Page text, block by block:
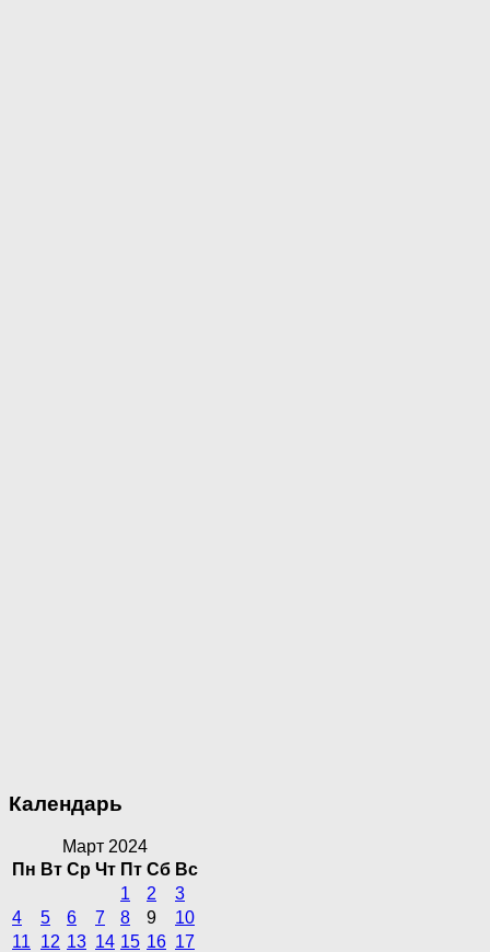
Календарь
Март 2024
Пн Вт Ср Чт Пт Сб Вс
1
2
3
4
5 6 7 8 9
10
11
12 13 14 15 16 17